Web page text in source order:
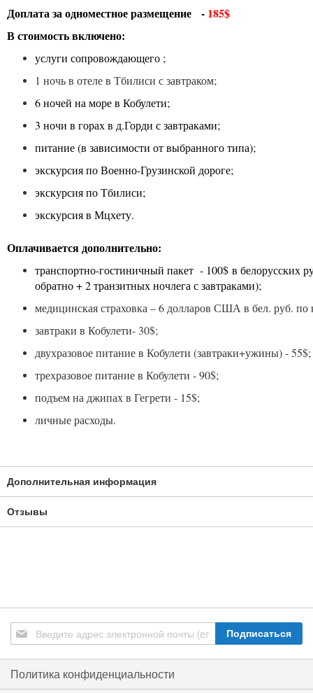
Доплата за одноместное размещение - 185$
В стоимость включено:
услуги сопровождающего ;
1 ночь в отеле в Тбилиси с завтраком;
6 ночей на море в Кобулети;
3 ночи в горах в д.Горди с завтраками;
питание (в зависимости от выбранного типа);
экскурсия по Военно-Грузинской дороге;
экскурсия по Тбилиси;
экскурсия в Мцхету.
Оплачивается дополнительно:
транспортно-гостиничный пакет - 100$ в белорусских
обратно + 2 транзитных ночлега с завтраками);
медицинская страховка – 6 долларов США в бел. руб.
завтраки в Кобулети- 30$;
двухразовое питание в Кобулети (завтраки+ужины) - 55$;
трехразовое питание в Кобулети - 90$;
подъем на джипах в Гегрети - 15$;
личные расходы.
Дополнительная информация
Отзывы
Подписаться
на
нашу
рассылку:
Подписаться
Политика конфиденциальности